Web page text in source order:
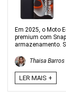
Em 2025, o Moto
premium com
armazenamento.
Thaisa Barros
LER MAIS +